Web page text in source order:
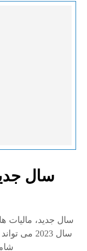
سال
سال جدید، مالیات
سال 2023